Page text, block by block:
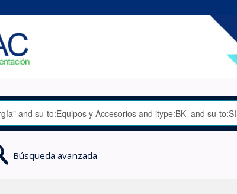
Búsqueda avanzada